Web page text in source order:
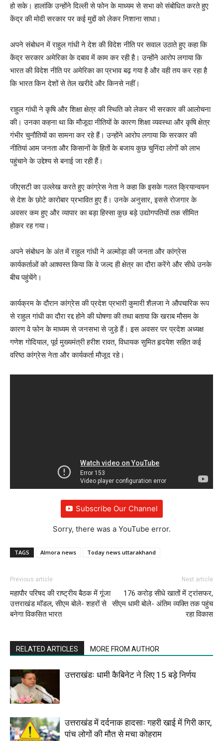
हो सके। हालांकि उन्होंने दिल्ली से फोन के माध्यम से सभा को संबोधित करते हुए
केंद्र की मोदी सरकार पर कई मुद्दों को लेकर निशाना साधा।
अपने संबोधन में राहुल गांधी ने देश की विदेश नीति पर सवाल उठाते हुए कहा कि
केंद्र सरकार अमेरिका के दबाव में काम कर रही है। उन्होंने आरोप लगाया कि
भारत की विदेश नीति पर अमेरिका का प्रभाव बढ़ गया है और वही तय कर रहा है
कि भारत किन देशों से तेल खरीदे और किनसे नहीं।
राहुल गांधी ने कृषि और शिक्षा क्षेत्र की स्थिति को लेकर भी सरकार की आलोचना
की। उनका कहना था कि मौजूदा नीतियों के कारण शिक्षा व्यवस्था और कृषि क्षेत्र
गंभीर चुनौतियों का सामना कर रहे हैं। उन्होंने आरोप लगाया कि सरकार की
नीतियां आम जनता और किसानों के हितों के बजाय कुछ चुनिंदा लोगों को लाभ
पहुंचाने के उद्देश्य से बनाई जा रही हैं।
जीएसटी का उल्लेख करते हुए कांग्रेस नेता ने कहा कि इसके गलत क्रियान्वयन
से देश के छोटे कारोबार प्रभावित हुए हैं। उनके अनुसार, इससे रोजगार के
अवसर कम हुए और व्यापार का बड़ा हिस्सा कुछ बड़े उद्योगपतियों तक सीमित
होकर रह गया।
अपने संबोधन के अंत में राहुल गांधी ने अल्मोड़ा की जनता और कांग्रेस
कार्यकर्ताओं को आश्वस्त किया कि वे जल्द ही क्षेत्र का दौरा करेंगे और सीधे उनके
बीच पहुंचेंगे।
कार्यक्रम के दौरान कांग्रेस की प्रदेश प्रभारी कुमारी शैलजा ने औपचारिक रूप
से राहुल गांधी का दौरा रद्द होने की घोषणा की तथा बताया कि खराब मौसम के
कारण वे फोन के माध्यम से जनसभा से जुड़े हैं। इस अवसर पर प्रदेश अध्यक्ष
गणेश गोदियाल, पूर्व मुख्यमंत्री हरीश रावत, विधायक सुमित हृदयेश सहित कई
वरिष्ठ कांग्रेस नेता और कार्यकर्ता मौजूद रहे।
Subscribe Our Channel
Sorry, there was a YouTube error.
TAGS Almora news Today news uttarakhand
Previous article
महापौर परिषद की राष्ट्रीय बैठक में गूंजा
उत्तराखंड मॉडल, सीएम बोले- शहरों से
बनेगा विकसित भारत
Next article
176 करोड़ सीधे खातों में ट्रांसफर,
सीएम धामी बोले- अंतिम व्यक्ति तक पहुंच
रहा विकास
RELATED ARTICLES MORE FROM AUTHOR
उत्तराखंडः धामी कैबिनेट ने लिए 15 बड़े निर्णय
उत्तराखंड में दर्दनाक हादसाः गहरी खाई में गिरी कार,
पांच लोगों की मौत से मचा कोहराम